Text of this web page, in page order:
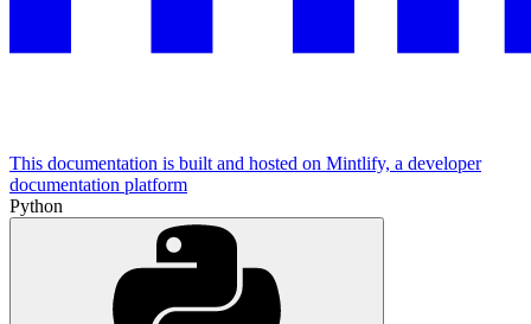
This documentation is built and hosted on Mintlify, a developer
documentation platform
Python